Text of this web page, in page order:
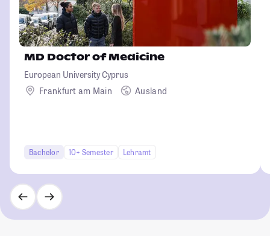
MD Doctor of Medicine
European University Cyprus
Frankfurt am Main
Ausland
Bachelor 10+ Semester Lehramt